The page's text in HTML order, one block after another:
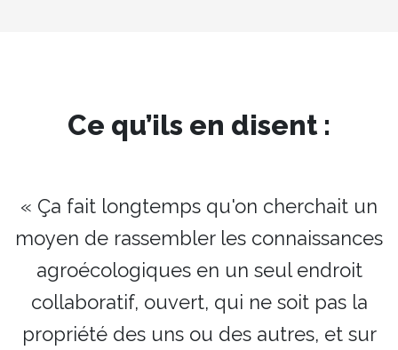
Ce qu’ils en disent :
« Ça fait longtemps qu'on cherchait un
moyen de rassembler les connaissances
agroécologiques en un seul endroit
collaboratif, ouvert, qui ne soit pas la
propriété des uns ou des autres, et sur